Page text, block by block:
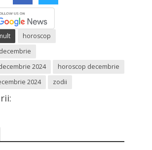
horoscop
2024
horoscop decembrie
2024
zodii